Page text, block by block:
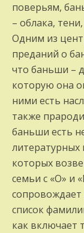
поверьям,
– облака,
Одним из
преданий о
что баньши –
которую она
ними есть
также
баньши есть
литературных
которых
семьи с «О» и
сопровождает
список
как включает